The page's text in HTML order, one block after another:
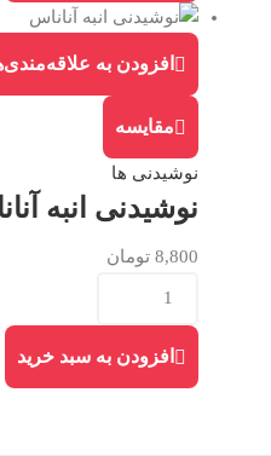
افزودن به
مقایسه
نوشیدنی ها
نوشیدنی انبه
8,800 تومان
افزودن به سبد خرید